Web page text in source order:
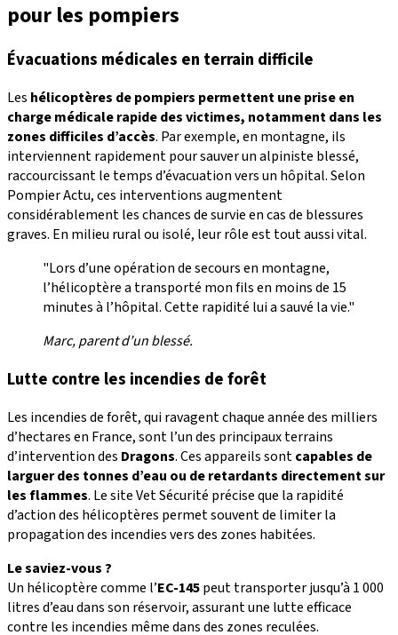
pour les pompiers
Évacuations médicales en terrain difficile
Les hélicoptères de pompiers permettent une prise en
charge médicale rapide des victimes, notamment dans les
zones difficiles d’accès. Par exemple, en montagne, ils
interviennent rapidement pour sauver un alpiniste blessé,
raccourcissant le temps d’évacuation vers un hôpital. Selon
Pompier Actu, ces interventions augmentent
considérablement les chances de survie en cas de blessures
graves. En milieu rural ou isolé, leur rôle est tout aussi vital.
"Lors d’une opération de secours en montagne,
l’hélicoptère a transporté mon fils en moins de 15
minutes à l’hôpital. Cette rapidité lui a sauvé la vie."
Marc, parent d’un blessé.
Lutte contre les incendies de forêt
Les incendies de forêt, qui ravagent chaque année des milliers
d’hectares en France, sont l’un des principaux terrains
d’intervention des Dragons. Ces appareils sontcapables de
larguer des tonnes d’eau ou de retardants directement sur
les flammes. Le site Vet Sécurité précise que la rapidité
d’action des hélicoptères permet souvent de limiter la
propagation des incendies vers des zones habitées.
Le saviez-vous ?
Un hélicoptère comme l’EC-145peut transporter jusqu’à 1 000
litres d’eau dans son réservoir, assurant une lutte efficace
contre les incendies même dans des zones reculées.